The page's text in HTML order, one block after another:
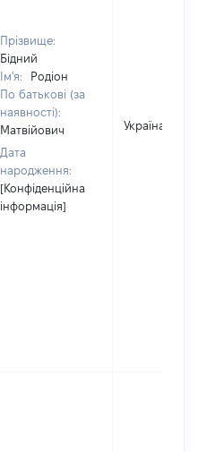
Прізвище:
Бідний
Ім'я:
Родіон
По батькові (за
наявності):
Матвійович
Дата
народження:
[Конфіденційна
інформація]
Україна